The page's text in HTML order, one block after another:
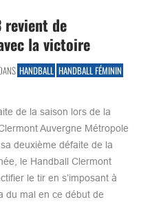
revient de
la victoire
HANDBALL HANDBALL FÉMININ
de la saison lors de la
Auvergne Métropole
deuxième défaite de la
le Handball Clermont
le tir en s’imposant à
du mal en ce début de